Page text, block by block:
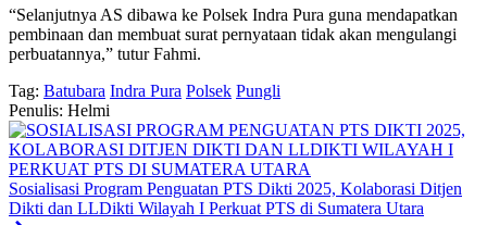
“Selanjutnya AS dibawa ke Polsek Indra Pura guna mendapatkan
pembinaan dan membuat surat pernyataan tidak akan mengulangi
perbuatannya,” tutur Fahmi.
Tag: Batubara Indra Pura Polsek Pungli
Penulis: Helmi
Sosialisasi Program Penguatan PTS Dikti 2025, Kolaborasi Ditjen
Dikti dan LLDikti Wilayah I Perkuat PTS di Sumatera Utara